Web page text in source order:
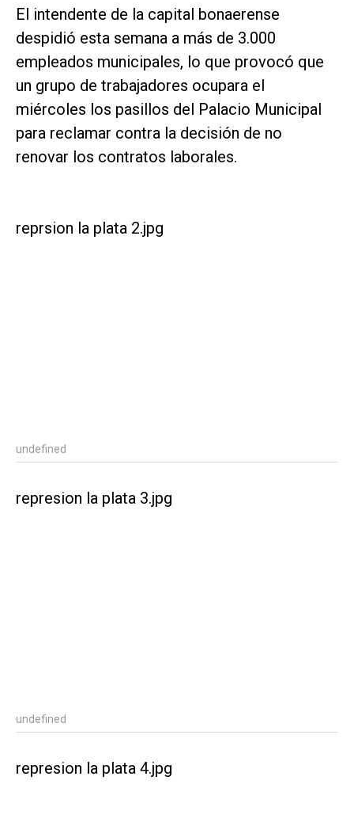
El intendente de la capital bonaerense
despidió esta semana a más de 3.000
empleados municipales, lo que provocó que
un grupo de trabajadores ocupara el
miércoles los pasillos del Palacio Municipal
para reclamar contra la decisión de no
renovar los contratos laborales.
reprsion la plata 2.jpg
undefined
represion la plata 3.jpg
undefined
represion la plata 4.jpg